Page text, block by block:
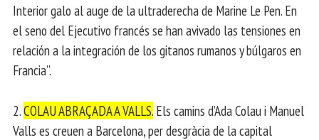
Interior galo al auge de la ultraderecha de Marine Le Pen. En
el seno del Ejecutivo francés se han avivado las tensiones en
relación a la integración de los gitanos rumanos y búlgaros en
Francia”.
2.COLAU ABRAÇADA A VALLS. Els camins d’Ada Colau i Manuel
Valls es creuen a Barcelona, per desgràcia de la capital